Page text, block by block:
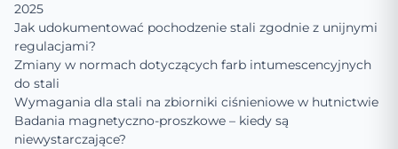
2025
Jak udokumentować pochodzenie stali zgodnie z unijnymi
regulacjami?
Zmiany w normach dotyczących farb intumescencyjnych
do stali
Wymagania dla stali na zbiorniki ciśnieniowe w hutnictwie
Badania magnetyczno-proszkowe – kiedy są
niewystarczające?